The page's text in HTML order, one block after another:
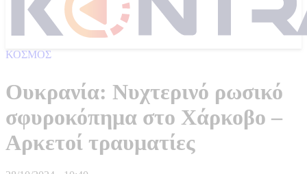
ΚΟΣΜΟΣ
Ουκρανία: Νυχτερινό ρωσικό
σφυροκόπημα στο Χάρκοβο –
Αρκετοί τραυματίες